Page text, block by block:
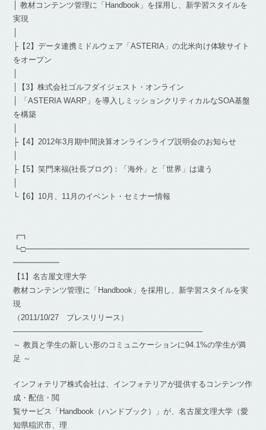
│ 教材コンテンツ管理に「Handbook」を採用し、新学習スタイルを
実現
├【2】データ連携ミドルウェア「ASTERIA」の北米向け体験サイト
をオープン
│【3】株式会社ゴルフダイジェスト・オンライン
│ 「ASTERIA WARP」を導入しミッションクリティカルなSOA基盤
を構築
├【4】2012年3月期中間決算オンラインライブ説明会のお知らせ
├【5】笑門来福(社長ブログ)：「海外」と「世界」は違う
└【6】10月、11月のイベント・セミナー情報
┏┓
┗□━━━━━━━━━━━━━━━━━━━━━━━━━━━━━
━━━━━━
【1】名古屋文理大学
教材コンテンツ管理に「Handbook」を採用し、新学習スタイルを実
現
（2011/10/27 プレスリリース）
————————————————————————–
～ 教員と学生の新しい形のコミュニケーションに94.1%の学生が満
足 ～
インフォテリア株式会社は、インフォテリアが提供するコンテンツ作
成・配信・閲
覧サービス「Handbook（ハンドブック）」が、名古屋文理大学（愛
知県稲沢市、理